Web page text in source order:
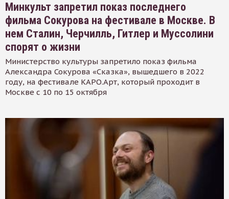
Минкульт запретил показ последнего
фильма Сокурова на фестивале в Москве. В
нем Сталин, Черчилль, Гитлер и Муссолини
спорят о жизни
Министерство культуры запретило показ фильма
Александра Сокурова «Сказка», вышедшего в 2022
году, на фестивале КАРО.Арт, который проходит в
Москве с 10 по 15 октября